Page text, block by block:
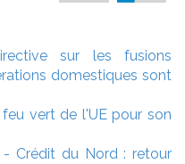
sur les fusions
domestiques sont
vert de l'UE pour son
- Crédit du Nord : retour